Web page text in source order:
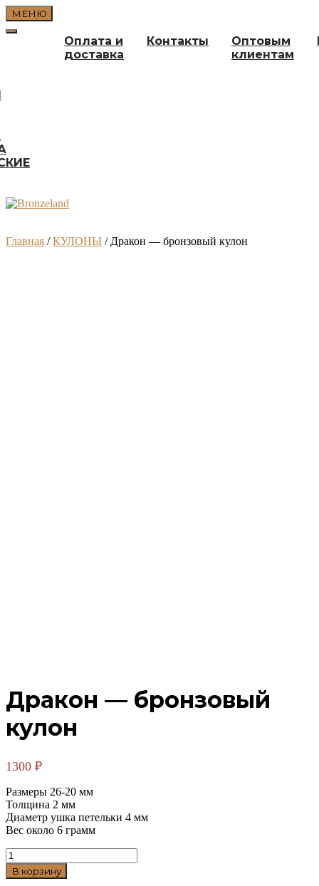
Перейти
к
содержимому
МЕНЮ
Оплата и
доставка
Контакты
Оптовым
клиентам
Главная /КУЛОНЫ / Дракон — бронзовый кулон
Дракон — бронзовый
кулон
1300 ₽
Размеры 26-20 мм
Толщина 2 мм
Диаметр ушка петельки 4 мм
Вес около 6 грамм
Количество
товара
Дракон
В корзину